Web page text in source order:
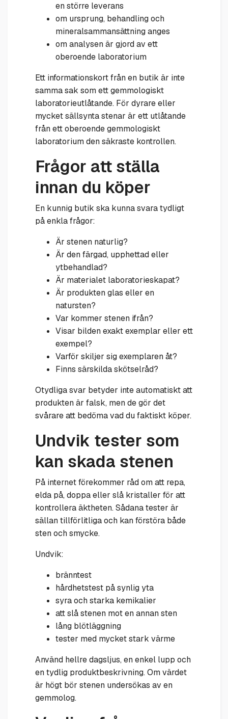
en större leverans
om ursprung, behandling och
mineralsammansättning anges
om analysen är gjord av ett
oberoende laboratorium
Ett informationskort från en butik är inte
samma sak som ett gemmologiskt
laboratorieutlåtande. För dyrare eller
mycket sällsynta stenar är ett utlåtande
från ett oberoende gemmologiskt
laboratorium den säkraste kontrollen.
Frågor att ställa
innan du köper
En kunnig butik ska kunna svara tydligt
på enkla frågor:
Är stenen naturlig?
Är den färgad, upphettad eller
ytbehandlad?
Är materialet laboratorieskapat?
Är produkten glas eller en
natursten?
Var kommer stenen ifrån?
Visar bilden exakt exemplar eller ett
exempel?
Varför skiljer sig exemplaren åt?
Finns särskilda skötselråd?
Otydliga svar betyder inte automatiskt att
produkten är falsk, men de gör det
svårare att bedöma vad du faktiskt köper.
Undvik tester som
kan skada stenen
På internet förekommer råd om att repa,
elda på, doppa eller slå kristaller för att
kontrollera äktheten. Sådana tester är
sällan tillförlitliga och kan förstöra både
sten och smycke.
Undvik:
bränntest
hårdhetstest på synlig yta
syra och starka kemikalier
att slå stenen mot en annan sten
lång blötläggning
tester med mycket stark värme
Använd hellre dagsljus, en enkel lupp och
en tydlig produktbeskrivning. Om värdet
är högt bör stenen undersökas av en
gemmolog.